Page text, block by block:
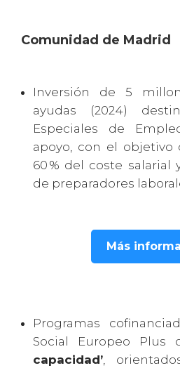
Comunidad de Madrid
Inversión de 5
ayudas (2024)
Especiales de
apoyo, con el objetivo
60 % del coste salarial
de preparadores
Más
Programas
Social Europeo Plus
capacidad’,